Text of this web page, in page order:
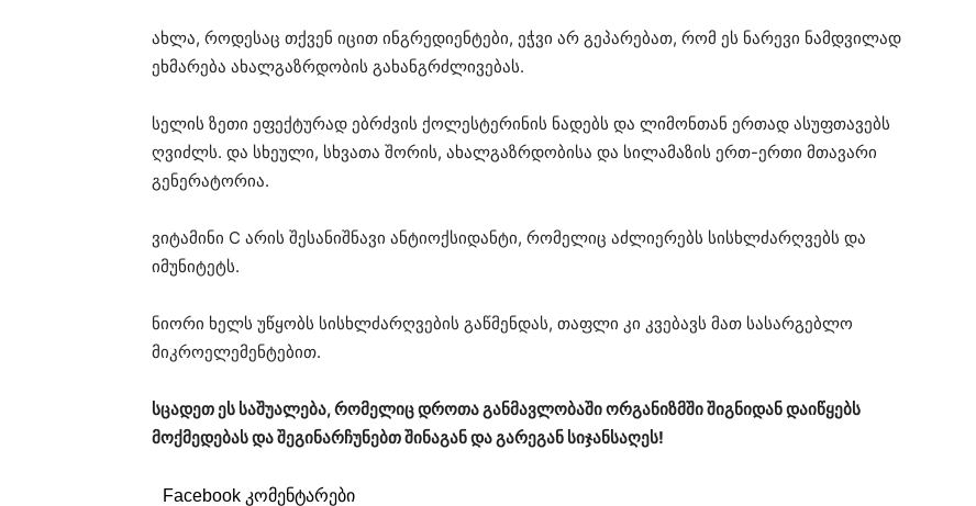
ახლა, როდესაც თქვენ იცით ინგრედიენტები, ეჭვი არ გეპარებათ, რომ ეს ნარევი ნამდვილად
ეხმარება ახალგაზრდობის გახანგრძლივებას.
სელის ზეთი ეფექტურად ებრძვის ქოლესტერინის ნადებს და ლიმონთან ერთად ასუფთავებს
ღვიძლს. და სხეული, სხვათა შორის, ახალგაზრდობისა და სილამაზის ერთ-ერთი მთავარი
გენერატორია.
ვიტამინი C არის შესანიშნავი ანტიოქსიდანტი, რომელიც აძლიერებს სისხლძარღვებს და
იმუნიტეტს.
ნიორი ხელს უწყობს სისხლძარღვების გაწმენდას, თაფლი კი კვებავს მათ სასარგებლო
მიკროელემენტებით.
სცადეთ ეს საშუალება, რომელიც დროთა განმავლობაში ორგანიზმში შიგნიდან დაიწყებს
მოქმედებას და შეგინარჩუნებთ შინაგან და გარეგან სიჯანსაღეს!
Facebook კომენტარები